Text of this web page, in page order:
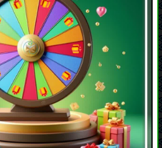
لیست برندگان روز اول ماه